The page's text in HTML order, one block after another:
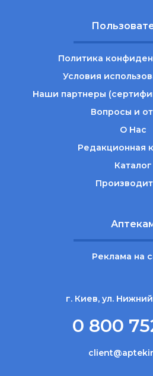
Политика
Условия
Наши партнеры
Вопросы и
О Нас
Редакционная
Каталог
Реклама на
г. Киев, ул. Нижний
0 800